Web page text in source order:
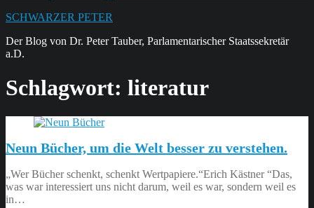
SCHWARZER PETER
Der Blog von Dr. Peter Tauber, Parlamentarischer Staatssekretär
a.D.
Schlagwort: literatur
Neun Bücher, um die Welt besser zu verstehen.
„Wer Bücher schenkt, schenkt Wertpapiere.“Erich Kästner “Das,
was war interessiert uns nicht darum, weil es war, sondern weil es
in…